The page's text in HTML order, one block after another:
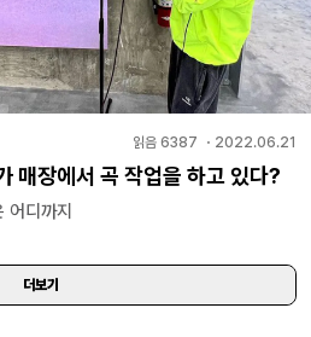
읽음 6387 ・ 2022.06.21
매장에서 곡 작업을 하고 있다?
어디까지
더보기